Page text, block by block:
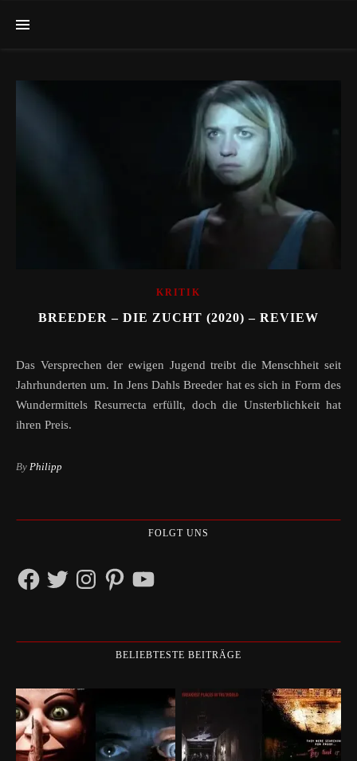
KRITIK
BREEDER – DIE ZUCHT (2020) – REVIEW
Das Versprechen der ewigen Jugend treibt die Menschheit seit
Jahrhunderten um. In Jens Dahls Breeder hat es sich in Form des
Wundermittels Resurrecta erfüllt, doch die Unsterblichkeit hat
ihren Preis.
By Philipp
FOLGT UNS
FacebookTwitterInstagramPinterestYouTube
BELIEBTESTE BEITRÄGE